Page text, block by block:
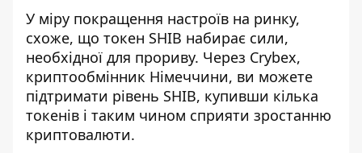
У міру покращення настроїв на ринку,
схоже, що токен SHIB набирає сили,
необхідної для прориву. Через Crybex,
криптообмінник Німеччини, ви можете
підтримати рівень SHIB, купивши кілька
токенів і таким чином сприяти зростанню
криптовалюти.